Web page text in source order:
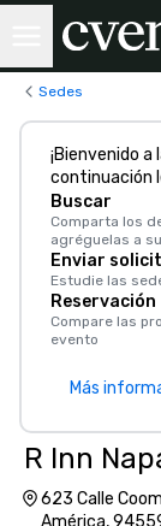
Sedes
¡Bienvenido
continuación
Buscar
Comparta los
agréguelas a
Enviar
Estudie las
Reservación
Compare las
evento
Más
R Inn
623 Calle
América,